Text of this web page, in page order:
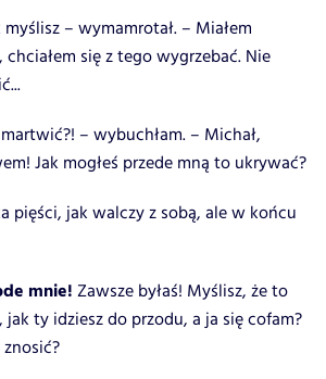
– wymamrotał. – Miałem
się z tego wygrzebać. Nie
– wybuchłam. – Michał,
Jak mogłeś przede mną to ukrywać?
pięści, jak walczy z sobą, ale w końcu
mnie! Zawsze byłaś! Myślisz, że to
ty idziesz do przodu, a ja się cofam?